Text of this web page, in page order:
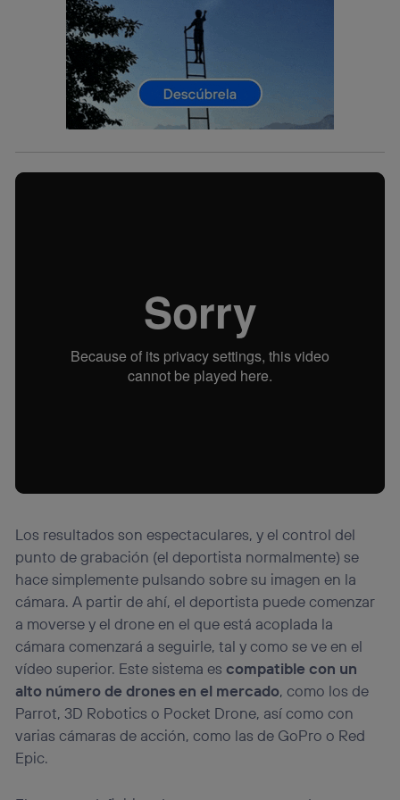
Los resultados son espectaculares, y el control del
punto de grabación (el deportista normalmente) se
hace simplemente pulsando sobre su imagen en la
cámara. A partir de ahí, el deportista puede comenzar
a moverse y el drone en el que está acoplada la
cámara comenzará a seguirle, tal y como se ve en el
vídeo superior. Este sistema escompatible con un
alto número de drones en el mercado, como los de
Parrot, 3D Robotics o Pocket Drone, así como con
varias cámaras de acción, como las de GoPro o Red
Epic.
actividades de navegación de los miembros del hogar
que hayan dado su consentimiento.
Si utilizasdatos móviles , el marketing será más
personalizado, ya que se basará únicamente en la
navegación del usuario del móvil.
Puedes gestionar los consentimientos Utiq seleccionando
“Administrar Utiq” en la parte inferior de esta página web o
visitando el portal de privacidad de Utiq